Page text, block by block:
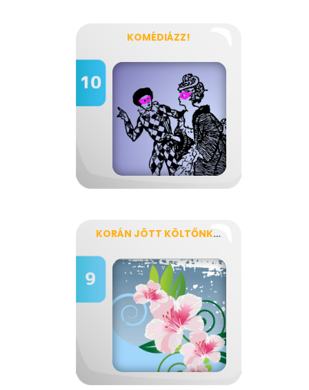
KOMÉDIÁZZ!
KORÁN JÖTT KÖLTŐNK, JANUS PANNONIUS